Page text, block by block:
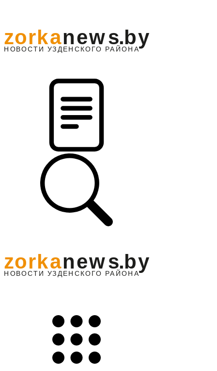
НО ВОСТИ УЗДЕНС КО ГО РАЙОНА
zorkanews.by